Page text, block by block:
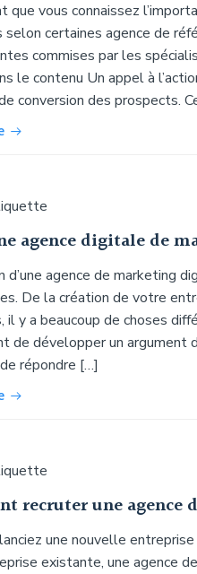
que vous connaissez
selon certaines agence de
commises par les
le contenu Un appel à
conversion des prospects.
agence digitale de
d’une agence de marketing
De la création de votre
y a beaucoup de choses
de développer un argument
répondre […]
recruter une agence
une nouvelle
existante, une agence